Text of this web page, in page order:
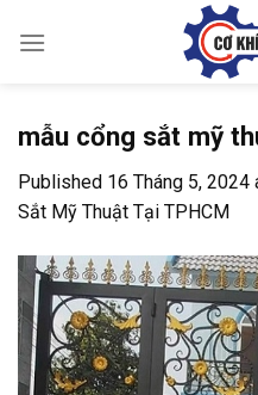
mẫu cổng sắt mỹ
Published 16 Tháng 5, 2024
Sắt Mỹ Thuật Tại TPHCM